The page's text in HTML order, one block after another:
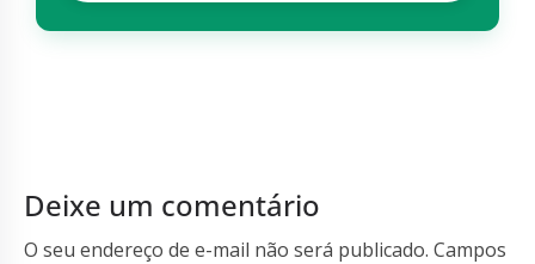
Deixe um comentário
O seu endereço de e-mail não será publicado. Campos